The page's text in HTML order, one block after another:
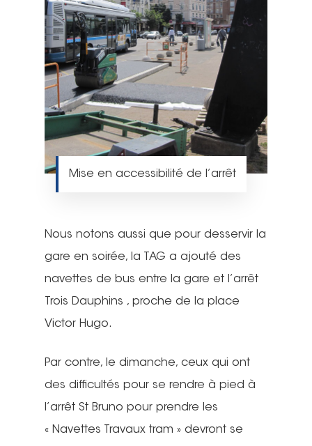
Mise en accessibilité de l’arrêt
Nous notons aussi que pour desservir la
gare en soirée, la TAG a ajouté des
navettes de bus entre la gare et l’arrêt
Trois Dauphins , proche de la place
Victor Hugo.
Par contre, le dimanche, ceux qui ont
des difficultés pour se rendre à pied à
l’arrêt St Bruno pour prendre les
« Navettes Travaux tram » devront se